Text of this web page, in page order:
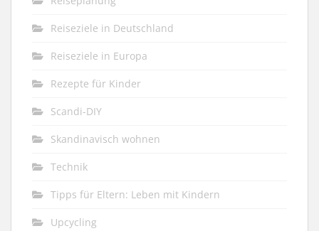
Reiseziele in Deutschland
Reiseziele in Europa
Rezepte für Kinder
Scandi-DIY
Skandinavisch wohnen
Technik
Tipps für Eltern: Leben mit Kindern
Upcycling